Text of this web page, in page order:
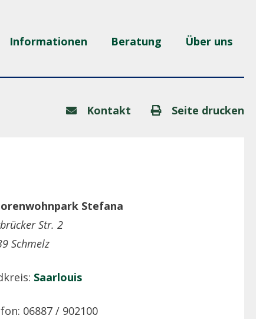
Informationen Beratung Über uns
Kontakt Seite drucken
Stefana
Str. 2
Schmelz
Saarlouis
06887 / 902100